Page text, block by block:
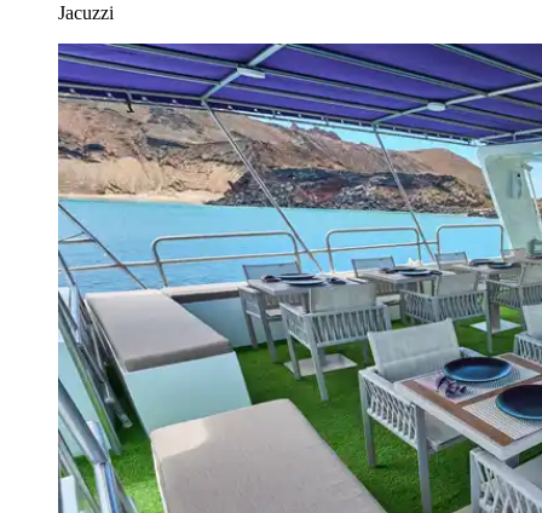
Jacuzzi